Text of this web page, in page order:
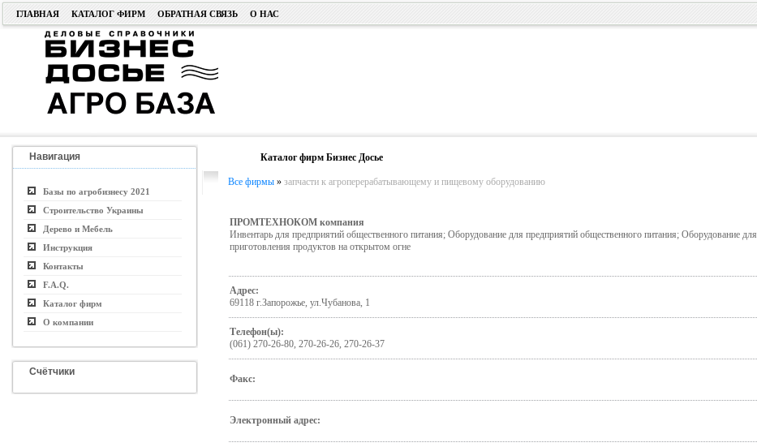
ГЛАВНАЯ КАТАЛОГ ФИРМ ОБРАТНАЯ СВЯЗЬ О НАС
Навигация
Базы по агробизнесу 2021
Строительство Украины
Дерево и Мебель
Инструкция
Контакты
F.A.Q.
Каталог фирм
О компании
Счётчики
Каталог фирм Бизнес Досье
Все фирмы» запчасти к агроперерабатывающему и пищевому оборудованию
ПРОМТЕХНОКОМ компания
Инвентарь для предприятий общественного питания; Оборудование для предприятий общественного питания; Оборудование для
приготовления продуктов на открытом огне
Адрес:
69118 г.Запорожье, ул.Чубанова, 1
Телефон(ы):
(061) 270-26-80, 270-26-26, 270-26-37
Факс:
Электронный адрес: